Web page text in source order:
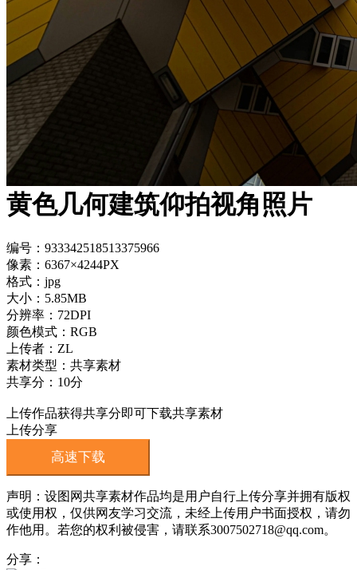
黄色几何建筑仰拍视角照片
编号：933342518513375966
像素：6367×4244PX
格式：jpg
大小：5.85MB
分辨率：72DPI
颜色模式：RGB
上传者：ZL
素材类型：共享素材
共享分：10分
上传作品获得共享分即可下载共享素材
上传分享
高速下载
声明：设图网共享素材作品均是用户自行上传分享并拥有版权
或使用权，仅供网友学习交流，未经上传用户书面授权，请勿
作他用。若您的权利被侵害，请联系3007502718@qq.com。
分享：